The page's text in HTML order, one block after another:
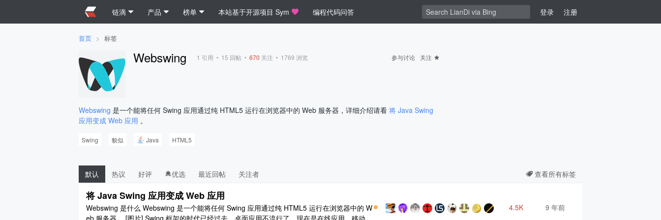
链滴 产品 榜单 本站基于开源项目 Sym 编程代码问答 登录 注册
首页 > 标签
Webswing 1 引用 • 15 回帖 • 670 关注 • 1769 浏览 参与讨论 关注
Webswing 是一个能将任何 Swing 应用通过纯 HTML5 运行在浏览器中的 Web 服务器，详细介绍请看 将 Java Swing
应用变成 Web 应用 。
Swing 貌似 Java HTML5
默认 热议 好评 优选 最近回帖 关注者 查看所有标签
将 Java Swing 应用变成 Web 应用
Webswing 是什么 Webswing 是一个能将任何 Swing 应用通过纯 HTML5 运行在浏览器中的 W
eb 服务器。 [图片] Swing 框架的时代已经过去，桌面应用不流行了，现在是在线应用、移动应
4.5K 9 年前